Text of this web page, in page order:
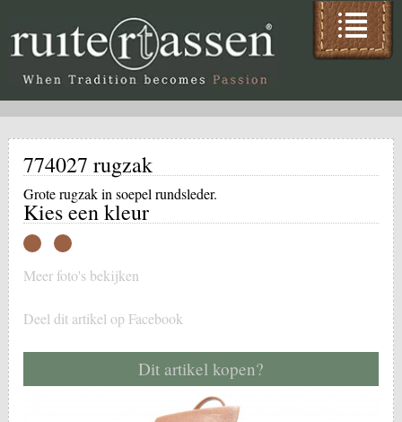
774027 rugzak
Grote rugzak in soepel rundsleder.
Kies een kleur
Meer foto's bekijken
Deel dit artikel op Facebook
Dit artikel kopen?